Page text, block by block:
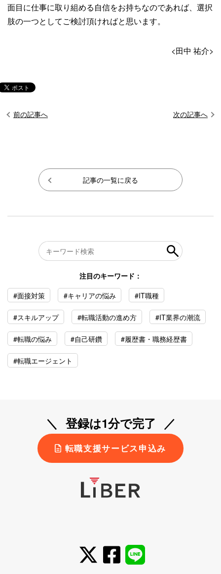
面目に仕事に取り組める自信をお持ちなのであれば、選択
肢の一つとしてご検討頂ければと思います。
<田中 祐介>
前の記事へ 次の記事へ
記事の一覧に戻る
注目のキーワード：
#面接対策
#キャリアの悩み #IT職種
#スキルアップ #転職活動の進め方 #IT業界の潮流
#転職の悩み #自己研鑽 #履歴書・職務経歴書
#転職エージェント
登録は1分で完了
転職支援サービス申込み